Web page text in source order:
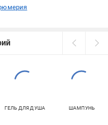
ГЕЛЬ ДЛЯ ДУША ШАМПУНЬ